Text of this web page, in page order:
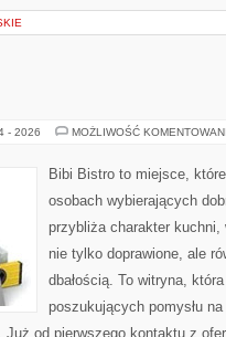
- 2026 MOŻLIWOŚĆ
Bibi Bistro to miejsce,
osobach wybierających
przybliża charakter kuchni,
nie tylko doprawione, ale
dbałością. To witryna,
poszukujących pomysłu
Już od pierwszego kontaktu z